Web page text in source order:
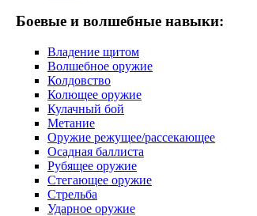
Боевые и волшебные навыки:
Владение щитом
Волшебное оружие
Колдовство
Колющее оружие
Кулачный бой
Метание
Оружие режущее/рассекающее
Осадная баллиста
Рубящее оружие
Стегающее оружие
Стрельба
Ударное оружие